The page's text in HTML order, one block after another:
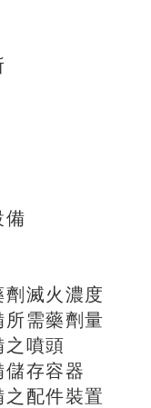
備
滅火濃度
需藥劑量
噴頭
存容器
配件裝置